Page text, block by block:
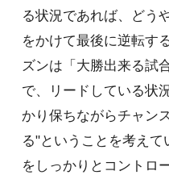
る状況であれば、どう
をかけて最後に逆転す
ズンは「大勝出来る試
で、リードしている状
かり保ちながらチャン
る"ということを考え
をしっかりとコントロ